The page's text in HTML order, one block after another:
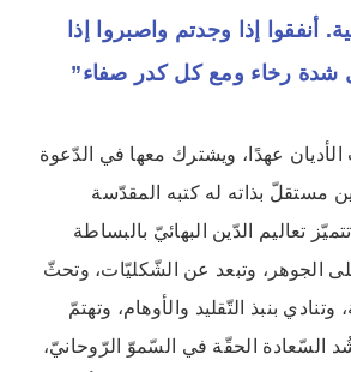
أنفقوا إذا وجدتم واصبروا إذا
شدة رخاء ومع كل كدر صفاء”
الأديان عهدًا، ويشترك معها في الدّعوة
مستقلّ بذاته له كتبه المقدّسة
تعاليم الدّين البهائيّ بالبساطة
الجوهر، وتبعد عن الشّكليّات، وتحثّ
بنبذ التّقليد والأوهام، وتهتمّ
السّعادة الحقّة في السّموّ الرّوحانيّ،